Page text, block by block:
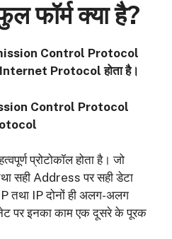
फॉर्म क्या है?
Control Protocol
Internet Protocol होता है।
Control Protocol
प्रोटोकॉल होता है। जो
सही Address पर सही डेटा
तथा IP दोनों ही अलग-अलग
पर इनका काम एक दूसरे के पूरक